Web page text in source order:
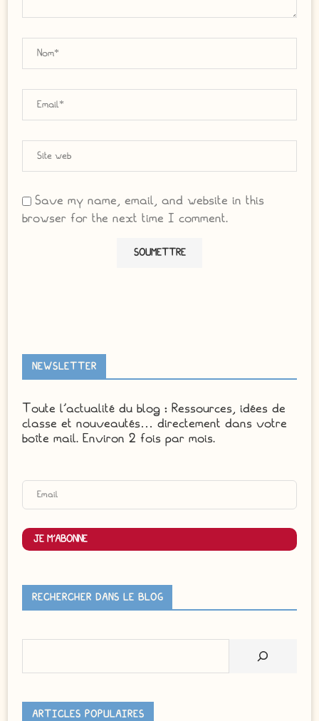
Save my name, email, and website in this
browser for the next time I comment.
NEWSLETTER
Toute l'actualité du blog : Ressources, idées de
classe et nouveautés… directement dans votre
boîte mail. Environ 2 fois par mois.
JE M'ABONNE
RECHERCHER DANS LE BLOG
ARTICLES POPULAIRES